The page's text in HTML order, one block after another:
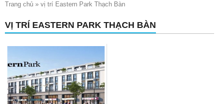
Trang chủ » vị trí Eastern Park Thạch Bàn
VỊ TRÍ EASTERN PARK THẠCH BÀN